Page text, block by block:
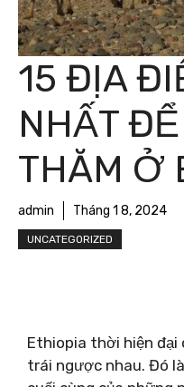
15 ĐỊA
NHẤT
THĂM Ở
admin Tháng 1 8, 2024
UNCATEGORIZED
Ethiopia thời hiện
trái ngược nhau. Đó